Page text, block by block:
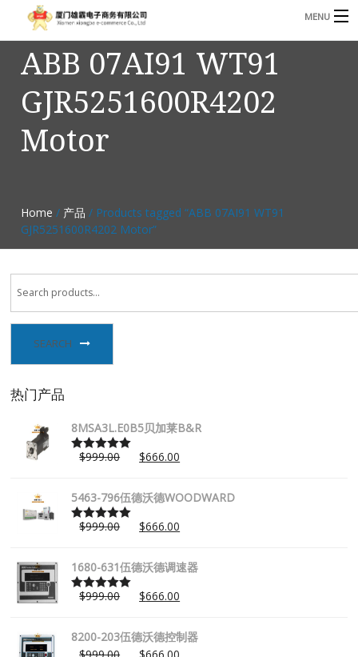
MENU
3221366881@qq.com Phone: +86 17750010683
首页
产品
联系我们
ABB 07AI91 WT91
GJR5251600R4202
Motor
Home / 产品 / Products tagged “ABB 07AI91 WT91
GJR5251600R4202 Motor”
SEARCH
热门产品
8MSA3L.E0B5贝加莱B&R
Rated5.00
$999.00 $666.00
5463-796伍德沃德WOODWARD
Rated5.00
$999.00 $666.00
1680-631伍德沃德调速器
Rated5.00
$999.00 $666.00
8200-203伍德沃德控制器